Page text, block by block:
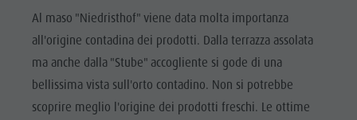
MUSEI
ATTRAZIONI
Benessere
Famiglia &
bambini
Guida A-Z
Benessere
Famiglia & bambini
Guida A-Z
Volo in mongolfiera
Rafting & Canyoning
Arrampicare
Cavalcare
Meteo
Contatto
Newsletter
Richiesta cataloghi
Ritiri
Al maso "Niedristhof" viene data molta importanza
all'origine contadina dei prodotti. Dalla terrazza assolata
ma anche dalla "Stube" accogliente si gode di una
bellissima vista sull'orto contadino. Non si potrebbe
scoprire meglio l'origine dei prodotti freschi. Le ottime